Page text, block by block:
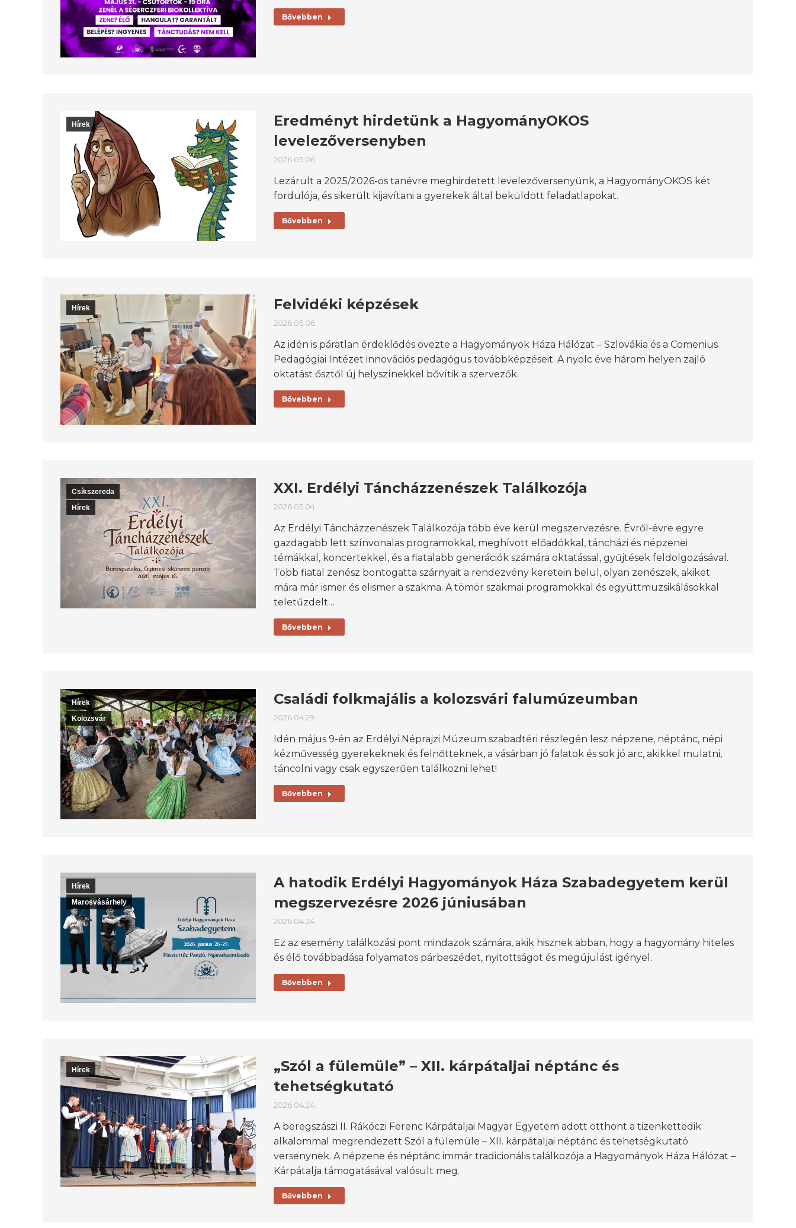
Bővebben
Hírek
Eredményt hirdetünk a HagyományOKOS
levelezőversenyben
2026.05.06.
Lezárult a 2025/2026-os tanévre meghirdetett levelezőversenyünk, a HagyományOKOS két
fordulója, és sikerült kijavítani a gyerekek által beküldött feladatlapokat.
Bővebben
Hírek Felvidéki képzések
2026.05.06.
Az idén is páratlan érdeklődés övezte a Hagyományok Háza Hálózat – Szlovákia és a Comenius
Pedagógiai Intézet innovációs pedagógus továbbképzéseit. A nyolc éve három helyen zajló
oktatást ősztől új helyszínekkel bővítik a szervezők.
Bővebben
Csíkszereda
Hírek
XXI. Erdélyi Táncházzenészek Találkozója
2026.05.04.
Az Erdélyi Táncházzenészek Találkozója több éve kerül megszervezésre. Évről-évre egyre
gazdagabb lett színvonalas programokkal, meghívott előadókkal, táncházi és népzenei
témákkal, koncertekkel, és a fiatalabb generációk számára oktatással, gyűjtések feldolgozásával.
Több fiatal zenész bontogatta szárnyait a rendezvény keretein belül, olyan zenészek, akiket
mára már ismer és elismer a szakma. A tömör szakmai programokkal és együttmuzsikálásokkal
teletűzdelt…
Bővebben
Hírek
Kolozsvár
Családi folkmajális a kolozsvári falumúzeumban
2026.04.29.
Idén május 9-én az Erdélyi Néprajzi Múzeum szabadtéri részlegén lesz népzene, néptánc, népi
kézművesség gyerekeknek és felnőtteknek, a vásárban jó falatok és sok jó arc, akikkel mulatni,
táncolni vagy csak egyszerűen találkozni lehet!
Bővebben
Hírek
Marosvásárhely
A hatodik Erdélyi Hagyományok Háza Szabadegyetem kerül
megszervezésre 2026 júniusában
2026.04.24.
Ez az esemény találkozási pont mindazok számára, akik hisznek abban, hogy a hagyomány hiteles
és élő továbbadása folyamatos párbeszédet, nyitottságot és megújulást igényel.
Bővebben
Hírek
„Szól a fülemüle” – XII. kárpátaljai néptánc és
tehetségkutató
2026.04.24.
A beregszászi II. Rákóczi Ferenc Kárpátaljai Magyar Egyetem adott otthont a tizenkettedik
alkalommal megrendezett Szól a fülemüle – XII. kárpátaljai néptánc és tehetségkutató
versenynek. A népzene és néptánc immár tradicionális találkozója a Hagyományok Háza Hálózat –
Kárpátalja támogatásával valósult meg.
Bővebben